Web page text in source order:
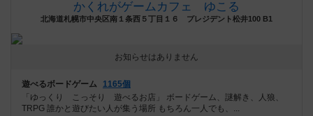
かくれがゲームカフェ ゆこる
北海道札幌市中央区南１条西５丁目１６ プレジデント松井100 B1
お知らせはありません
遊べるボードゲーム
1165個
「ゆっくり こっそり 遊べるお店」 ボードゲーム、謎解き、人狼、
TRPG 誰かと遊びたい人が集う場所 もちろん一人でも、...